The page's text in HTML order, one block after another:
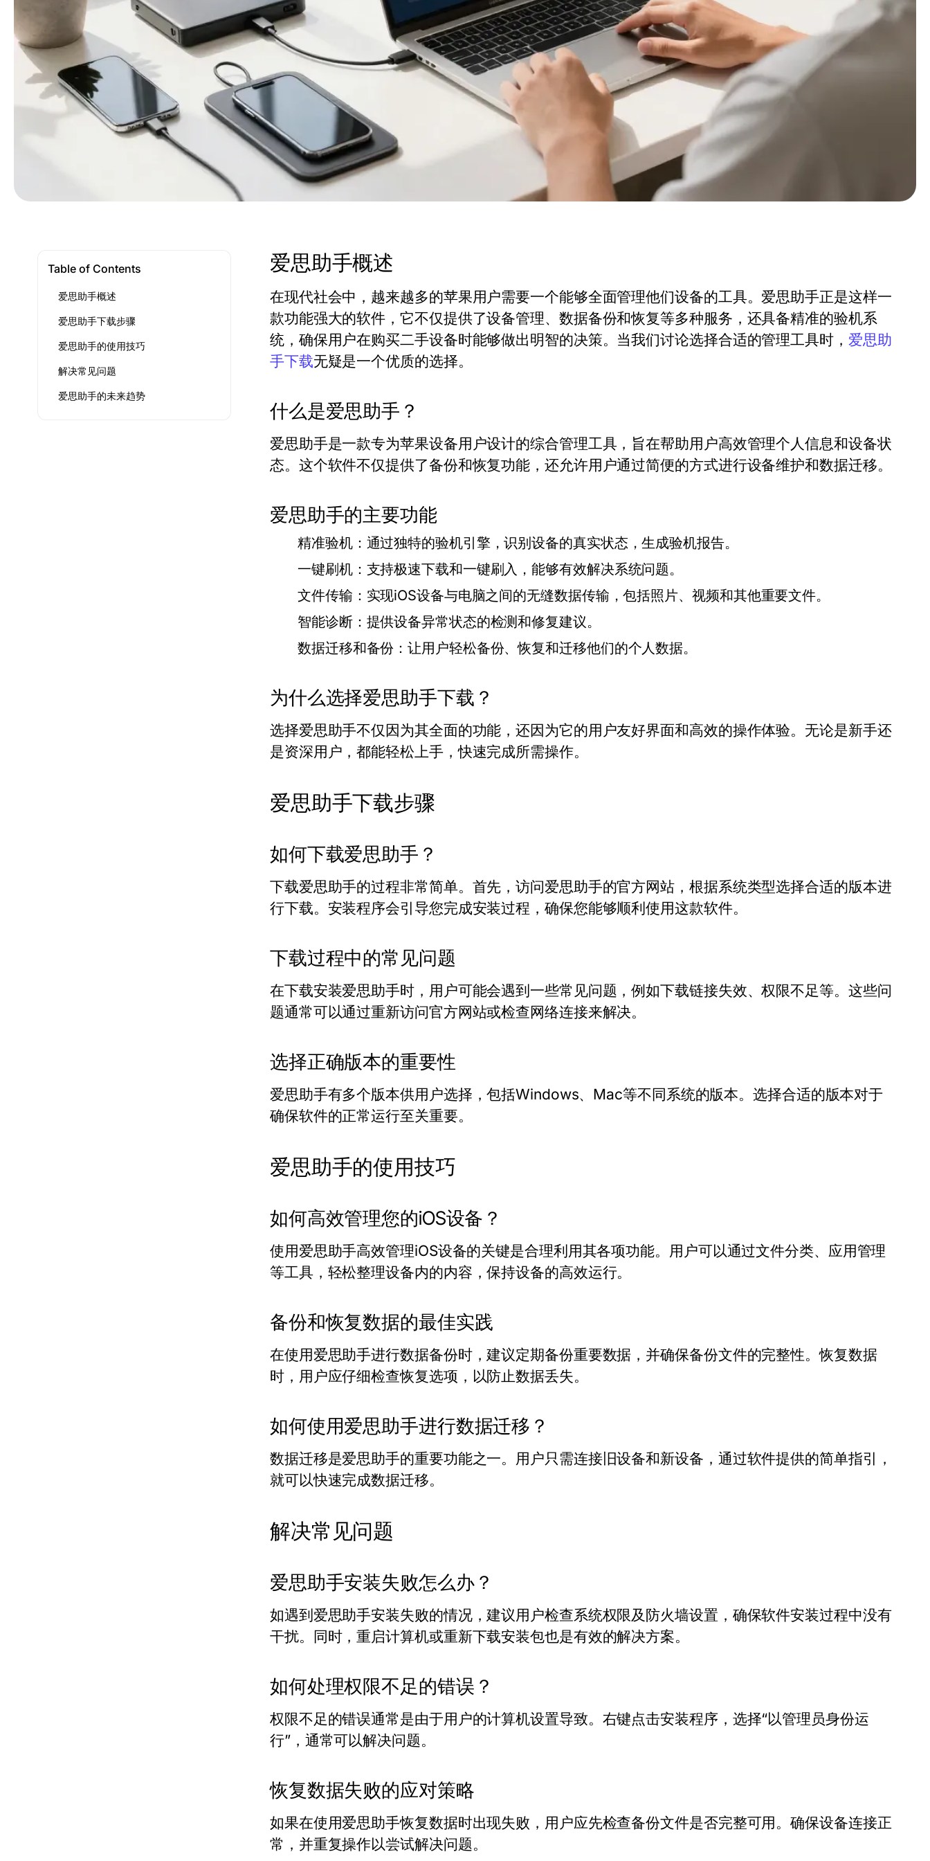
Table of Contents
爱思助手概述
爱思助手下载步骤
爱思助手的使用技巧
解决常见问题
爱思助手的未来趋势
爱思助手概述
在现代社会中，越来越多的苹果用户需要一个能够全面管理他们设备的工具。爱思助手正是这样一
款功能强大的软件，它不仅提供了设备管理、数据备份和恢复等多种服务，还具备精准的验机系
统，确保用户在购买二手设备时能够做出明智的决策。当我们讨论选择合适的管理工具时， 爱思助
手下载无疑是一个优质的选择。
什么是爱思助手？
爱思助手是一款专为苹果设备用户设计的综合管理工具，旨在帮助用户高效管理个人信息和设备状
态。这个软件不仅提供了备份和恢复功能，还允许用户通过简便的方式进行设备维护和数据迁移。
爱思助手的主要功能
精准验机：通过独特的验机引擎，识别设备的真实状态，生成验机报告。
一键刷机：支持极速下载和一键刷入，能够有效解决系统问题。
文件传输：实现iOS设备与电脑之间的无缝数据传输，包括照片、视频和其他重要文件。
智能诊断：提供设备异常状态的检测和修复建议。
数据迁移和备份：让用户轻松备份、恢复和迁移他们的个人数据。
为什么选择爱思助手下载？
选择爱思助手不仅因为其全面的功能，还因为它的用户友好界面和高效的操作体验。无论是新手还
是资深用户，都能轻松上手，快速完成所需操作。
爱思助手下载步骤
如何下载爱思助手？
下载爱思助手的过程非常简单。首先，访问爱思助手的官方网站，根据系统类型选择合适的版本进
行下载。安装程序会引导您完成安装过程，确保您能够顺利使用这款软件。
下载过程中的常见问题
在下载安装爱思助手时，用户可能会遇到一些常见问题，例如下载链接失效、权限不足等。这些问
题通常可以通过重新访问官方网站或检查网络连接来解决。
选择正确版本的重要性
爱思助手有多个版本供用户选择，包括Windows、Mac等不同系统的版本。选择合适的版本对于
确保软件的正常运行至关重要。
爱思助手的使用技巧
如何高效管理您的iOS设备？
使用爱思助手高效管理iOS设备的关键是合理利用其各项功能。用户可以通过文件分类、应用管理
等工具，轻松整理设备内的内容，保持设备的高效运行。
备份和恢复数据的最佳实践
在使用爱思助手进行数据备份时，建议定期备份重要数据，并确保备份文件的完整性。恢复数据
时，用户应仔细检查恢复选项，以防止数据丢失。
如何使用爱思助手进行数据迁移？
数据迁移是爱思助手的重要功能之一。用户只需连接旧设备和新设备，通过软件提供的简单指引，
就可以快速完成数据迁移。
解决常见问题
爱思助手安装失败怎么办？
如遇到爱思助手安装失败的情况，建议用户检查系统权限及防火墙设置，确保软件安装过程中没有
干扰。同时，重启计算机或重新下载安装包也是有效的解决方案。
如何处理权限不足的错误？
权限不足的错误通常是由于用户的计算机设置导致。右键点击安装程序，选择“以管理员身份运
行”，通常可以解决问题。
恢复数据失败的应对策略
如果在使用爱思助手恢复数据时出现失败，用户应先检查备份文件是否完整可用。确保设备连接正
常，并重复操作以尝试解决问题。